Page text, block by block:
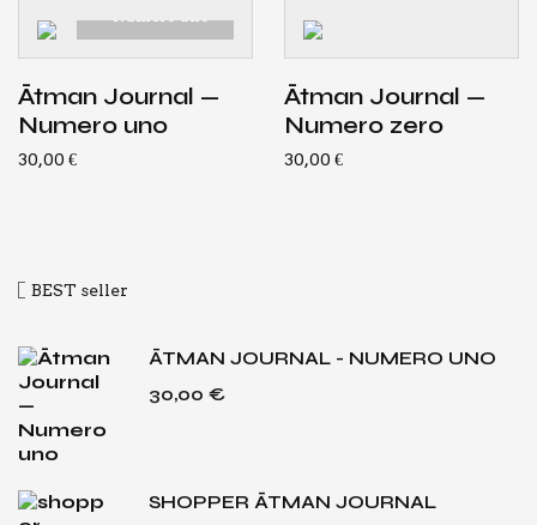
— Numero uno
Ātman Jour­nal —
Nume­ro uno
30,00 €
Ātman Jour­nal —
Nume­ro zero
30,00 €
BEST sel­ler
ĀTMAN JOURNAL - NUMERO UNO
30,00 €
SHOPPER ĀTMAN JOURNAL